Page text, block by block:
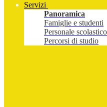
Servizi
Panoramica
Famiglie e studenti
Personale scolastico
Percorsi di studio